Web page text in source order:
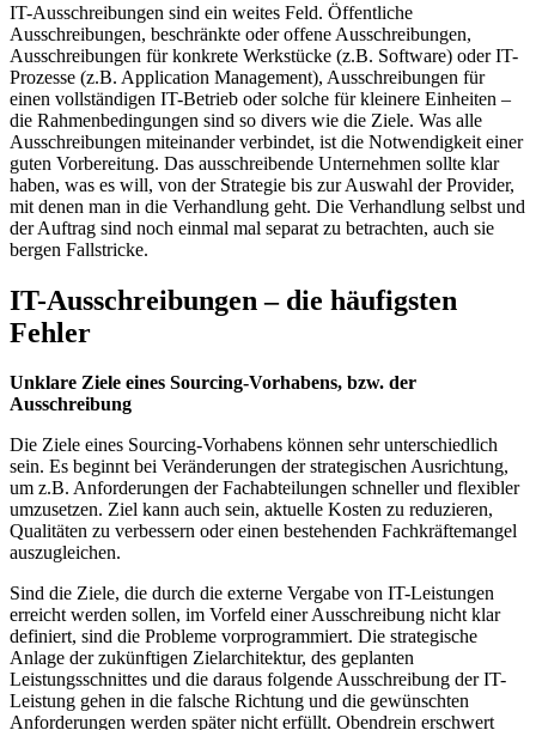
IT-Ausschreibungen sind ein weites Feld. Öffentliche
Ausschreibungen, beschränkte oder offene Ausschreibungen,
Ausschreibungen für konkrete Werkstücke (z.B. Software) oder IT-
Prozesse (z.B. Application Management), Ausschreibungen für
einen vollständigen IT-Betrieb oder solche für kleinere Einheiten –
die Rahmenbedingungen sind so divers wie die Ziele. Was alle
Ausschreibungen miteinander verbindet, ist die Notwendigkeit einer
guten Vorbereitung. Das ausschreibende Unternehmen sollte klar
haben, was es will, von der Strategie bis zur Auswahl der Provider,
mit denen man in die Verhandlung geht. Die Verhandlung selbst und
der Auftrag sind noch einmal mal separat zu betrachten, auch sie
bergen Fallstricke.
IT-Ausschreibungen – die häufigsten
Fehler
Unklare Ziele eines Sourcing-Vorhabens, bzw. der
Ausschreibung
Die Ziele eines Sourcing-Vorhabens können sehr unterschiedlich
sein. Es beginnt bei Veränderungen der strategischen Ausrichtung,
um z.B. Anforderungen der Fachabteilungen schneller und flexibler
umzusetzen. Ziel kann auch sein, aktuelle Kosten zu reduzieren,
Qualitäten zu verbessern oder einen bestehenden Fachkräftemangel
auszugleichen.
Sind die Ziele, die durch die externe Vergabe von IT-Leistungen
erreicht werden sollen, im Vorfeld einer Ausschreibung nicht klar
definiert, sind die Probleme vorprogrammiert. Die strategische
Anlage der zukünftigen Zielarchitektur, des geplanten
Leistungsschnittes und die daraus folgende Ausschreibung der IT-
Leistung gehen in die falsche Richtung und die gewünschten
Anforderungen werden später nicht erfüllt. Obendrein erschwert